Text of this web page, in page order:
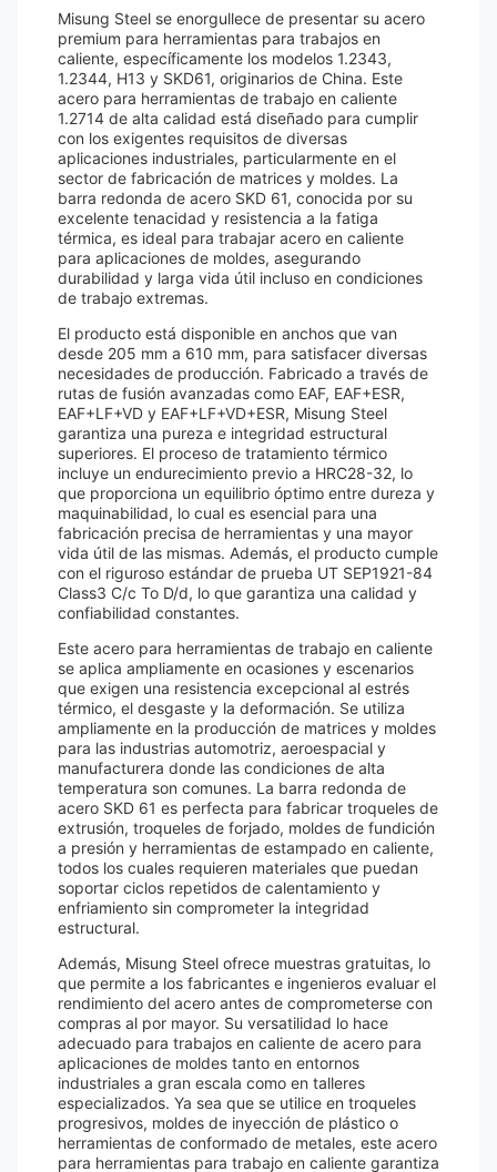
Misung Steel se enorgullece de presentar su acero
premium para herramientas para trabajos en
caliente, específicamente los modelos 1.2343,
1.2344, H13 y SKD61, originarios de China. Este
acero para herramientas de trabajo en caliente
1.2714 de alta calidad está diseñado para cumplir
con los exigentes requisitos de diversas
aplicaciones industriales, particularmente en el
sector de fabricación de matrices y moldes. La
barra redonda de acero SKD 61, conocida por su
excelente tenacidad y resistencia a la fatiga
térmica, es ideal para trabajar acero en caliente
para aplicaciones de moldes, asegurando
durabilidad y larga vida útil incluso en condiciones
de trabajo extremas.
El producto está disponible en anchos que van
desde 205 mm a 610 mm, para satisfacer diversas
necesidades de producción. Fabricado a través de
rutas de fusión avanzadas como EAF, EAF+ESR,
EAF+LF+VD y EAF+LF+VD+ESR, Misung Steel
garantiza una pureza e integridad estructural
superiores. El proceso de tratamiento térmico
incluye un endurecimiento previo a HRC28-32, lo
que proporciona un equilibrio óptimo entre dureza y
maquinabilidad, lo cual es esencial para una
fabricación precisa de herramientas y una mayor
vida útil de las mismas. Además, el producto cumple
con el riguroso estándar de prueba UT SEP1921-84
Class3 C/c To D/d, lo que garantiza una calidad y
confiabilidad constantes.
Este acero para herramientas de trabajo en caliente
se aplica ampliamente en ocasiones y escenarios
que exigen una resistencia excepcional al estrés
térmico, el desgaste y la deformación. Se utiliza
ampliamente en la producción de matrices y moldes
para las industrias automotriz, aeroespacial y
manufacturera donde las condiciones de alta
temperatura son comunes. La barra redonda de
acero SKD 61 es perfecta para fabricar troqueles de
extrusión, troqueles de forjado, moldes de fundición
a presión y herramientas de estampado en caliente,
todos los cuales requieren materiales que puedan
soportar ciclos repetidos de calentamiento y
enfriamiento sin comprometer la integridad
estructural.
Además, Misung Steel ofrece muestras gratuitas, lo
que permite a los fabricantes e ingenieros evaluar el
rendimiento del acero antes de comprometerse con
compras al por mayor. Su versatilidad lo hace
adecuado para trabajos en caliente de acero para
aplicaciones de moldes tanto en entornos
industriales a gran escala como en talleres
especializados. Ya sea que se utilice en troqueles
progresivos, moldes de inyección de plástico o
herramientas de conformado de metales, este acero
para herramientas para trabajo en caliente garantiza